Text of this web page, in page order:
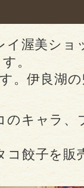
イ渥美ショ
。
。伊良湖
のキャラ
コ餃子を